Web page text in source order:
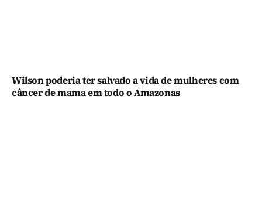
Wilson poderia ter salvado a vida de mulheres com
câncer de mama em todo o Amazonas